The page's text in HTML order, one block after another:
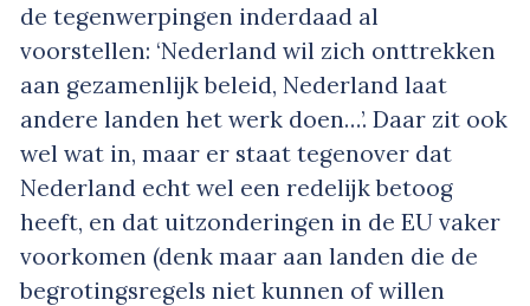
de tegenwerpingen inderdaad al
voorstellen: ‘Nederland wil zich onttrekken
aan gezamenlijk beleid, Nederland laat
andere landen het werk doen…’. Daar zit ook
wel wat in, maar er staat tegenover dat
Nederland echt wel een redelijk betoog
heeft, en dat uitzonderingen in de EU vaker
voorkomen (denk maar aan landen die de
begrotingsregels niet kunnen of willen